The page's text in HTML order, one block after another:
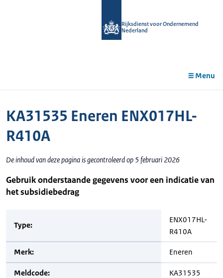
Rijksdienst voor Ondernemend
Nederland
Menu
KA31535 Eneren ENX017HL-
R410A
De inhoud van deze pagina is gecontroleerd op 5 februari 2026
Gebruik onderstaande gegevens voor een indicatie van
het subsidiebedrag
Type:
ENX017HL-
R410A
Merk: Eneren
Meldcode: KA31535